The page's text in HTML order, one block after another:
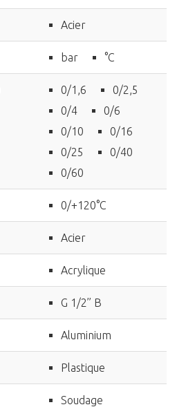
Acier
bar °C
0/1,6
0/2,5
0/4
0/6
0/10
0/16
0/25
0/40
0/60
0/+120°C
Acier
Acrylique
G 1/2’’ B
Aluminium
Plastique
Soudage